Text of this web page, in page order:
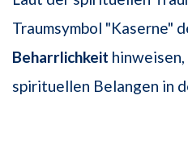
Traumsymbol "Kaserne"
Beharrlichkeit
spirituellen Belangen in